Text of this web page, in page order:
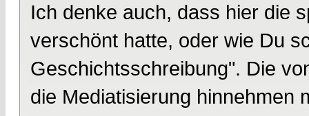
Ich denke auch, dass hier die
verschönt hatte, oder wie Du
Geschichtsschreibung". Die
die Mediatisierung hinnehmen